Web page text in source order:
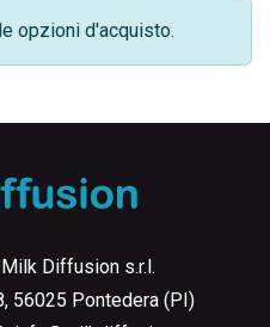
opzioni d'acquisto.
Diffusion s.r.l.
56025 Pontedera (PI)